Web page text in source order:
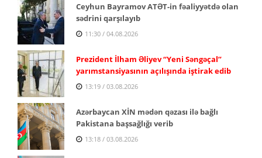
Ceyhun Bayramov ATƏT-in fəaliyyətdə olan
sədrini qarşılayıb
11:30 / 04.08.2026
Prezident İlham Əliyev “Yeni Səngəçal”
yarımstansiyasının açılışında iştirak edib
13:19 / 03.08.2026
Azərbaycan XİN mədən qəzası ilə bağlı
Pakistana başsağlığı verib
13:18 / 03.08.2026